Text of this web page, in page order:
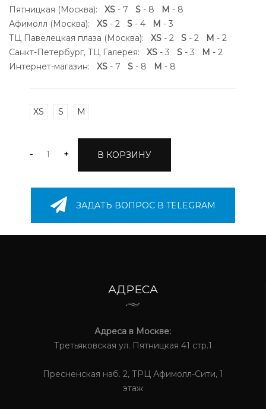
Пятницкая (Москва): XS - 7 S - 8 M - 8
Афимолл (Москва): XS - 2 S - 4 M - 3
ТЦ Павелецкая плаза (Москва): XS - 2 S - 2 M - 2
Санкт-Петербург, ТЦ Галерея: XS - 3 S - 3 M - 2
Интернет-магазин: XS - 7 S - 8 M - 8
XS S M
- + В КОРЗИНУ
ЗАДАТЬ ВОПРОС В TELEGRAM
АДРЕСА
Адреса в Москве:
Третьяковская ул. Пятницкая 41 стр.1
Пресненская наб. 2, ТРЦ Афимолл-Сити, 1
этаж